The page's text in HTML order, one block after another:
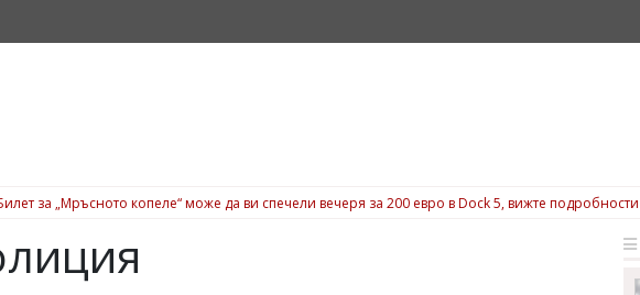
за „Мръсното копеле“ може да ви спечели вечеря за 200 евро в Dock 5, вижте подробности